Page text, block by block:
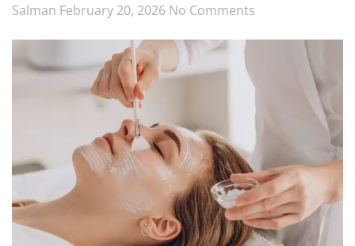
Salman February 20, 2026 No Comments